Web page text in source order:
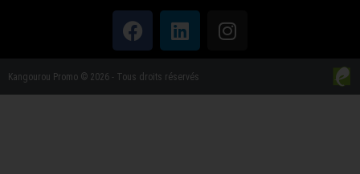
Kangourou Promo © 2026 - Tous droits réservés